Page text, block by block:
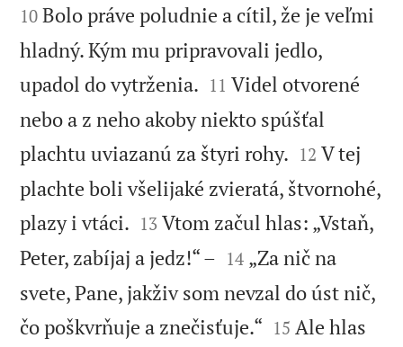
10 Bolo práve poludnie a cítil, že je veľmi
hladný. Kým mu pripravovali jedlo,
upadol do vytrženia. 

11 Videl otvorené
nebo a z neho akoby niekto spúšťal
plachtu uviazanú za štyri rohy. 

12 V tej
plachte boli všelijaké zvieratá, štvornohé,
plazy i vtáci. 

13 Vtom začul hlas: „Vstaň,
Peter, zabíjaj a jedz!“ – 

14 „Za nič na
svete, Pane, jakživ som nevzal do úst nič,
čo poškvrňuje a znečisťuje.“ 

15 Ale hlas